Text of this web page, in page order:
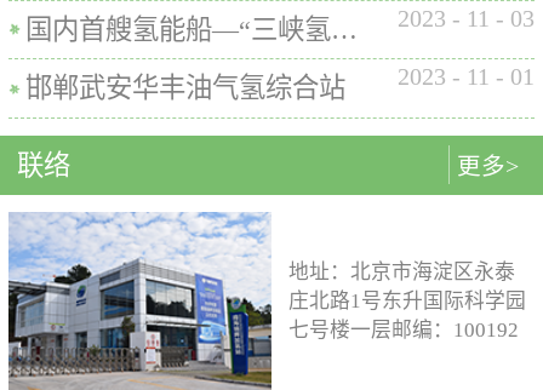
0.1~7.2 kg/min计量精度±1%可
选加氢枪TK16或TK17或TK25
加氢枪数量单枪或双枪红外通
讯可选配预冷可选配防爆等级
（参考）II 3 G Ex h ia db mb eb
氢系统主要包括加氢模块、储
氢模块、供氢模块以及控制模
块。车载储供氢系统所有管
路、阀门及接头等采用不与高
压氢气介质发生化学反应的材
料。电气元件及线束均具有防
水、阻燃防爆的功能；车载储
供氢系统及其附属零部件均通
过高低温、盐雾、IP防护等级
等相关型式试验，以保证氢系
统的安全性及稳定性；氢系统
支架、加注口等均通过检验验
证；系统具备防过压、防过
地小，节省空间，维护维修方
便。2. 各模块紧密融合，运行
效率高。3. 节能环保。撬装一
体式装置性能参数表制氢能力
500Nm3以下加氢等级
100~1000kg/d氢气压缩额定工作
压力45MPa/87.5MPa氢气加注额
定工作压力35MPa/70MPa环境
温度-40~+50℃参考标准T/ZSA
235-2024, GB50516, GB 50177,
GB/T 43674, IEC 60069, EN ISO
80079等。
国内首艘氢能船—“三峡氢舟1”号船载氢系统 2023 - 11 - 03
邯郸武安华丰油气氢综合站 2023 - 11 - 01
更多>
联络
地址：北京市海淀区永泰
庄北路1号东升国际科学园
七号楼一层邮编：100192